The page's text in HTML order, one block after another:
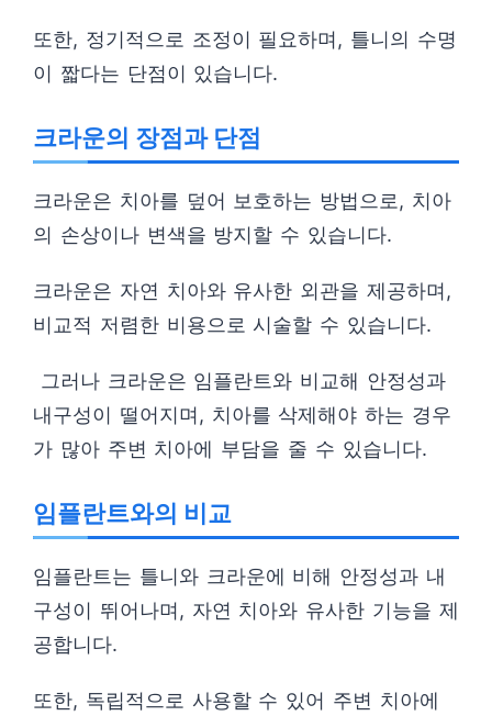
또한, 정기적으로 조정이 필요하며, 틀니의 수명
이 짧다는 단점이 있습니다.
크라운의 장점과 단점
크라운은 치아를 덮어 보호하는 방법으로, 치아
의 손상이나 변색을 방지할 수 있습니다.
크라운은 자연 치아와 유사한 외관을 제공하며,
비교적 저렴한 비용으로 시술할 수 있습니다.
그러나 크라운은 임플란트와 비교해 안정성과
내구성이 떨어지며, 치아를 삭제해야 하는 경우
가 많아 주변 치아에 부담을 줄 수 있습니다.
임플란트와의 비교
임플란트는 틀니와 크라운에 비해 안정성과 내
구성이 뛰어나며, 자연 치아와 유사한 기능을 제
공합니다.
또한, 독립적으로 사용할 수 있어 주변 치아에